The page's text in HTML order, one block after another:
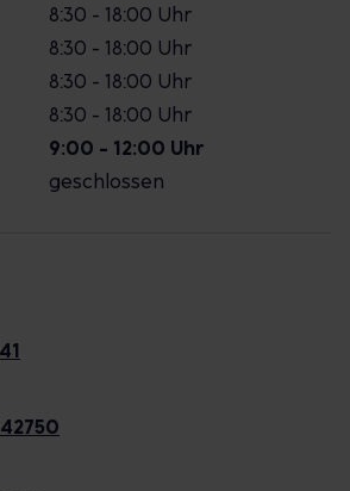
8:30 - 18:00 Uhr
8:30 - 18:00 Uhr
8:30 - 18:00 Uhr
8:30 - 18:00 Uhr
9:00 - 12:00 Uhr
geschlossen